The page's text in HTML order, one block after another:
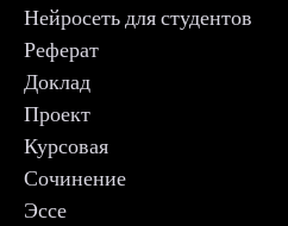
Нейросеть для студентов
Реферат
Доклад
Проект
Курсовая
Сочинение
Эссе